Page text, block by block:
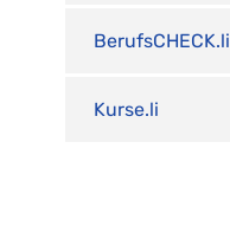
BerufsCHECK.li
Kurse.li